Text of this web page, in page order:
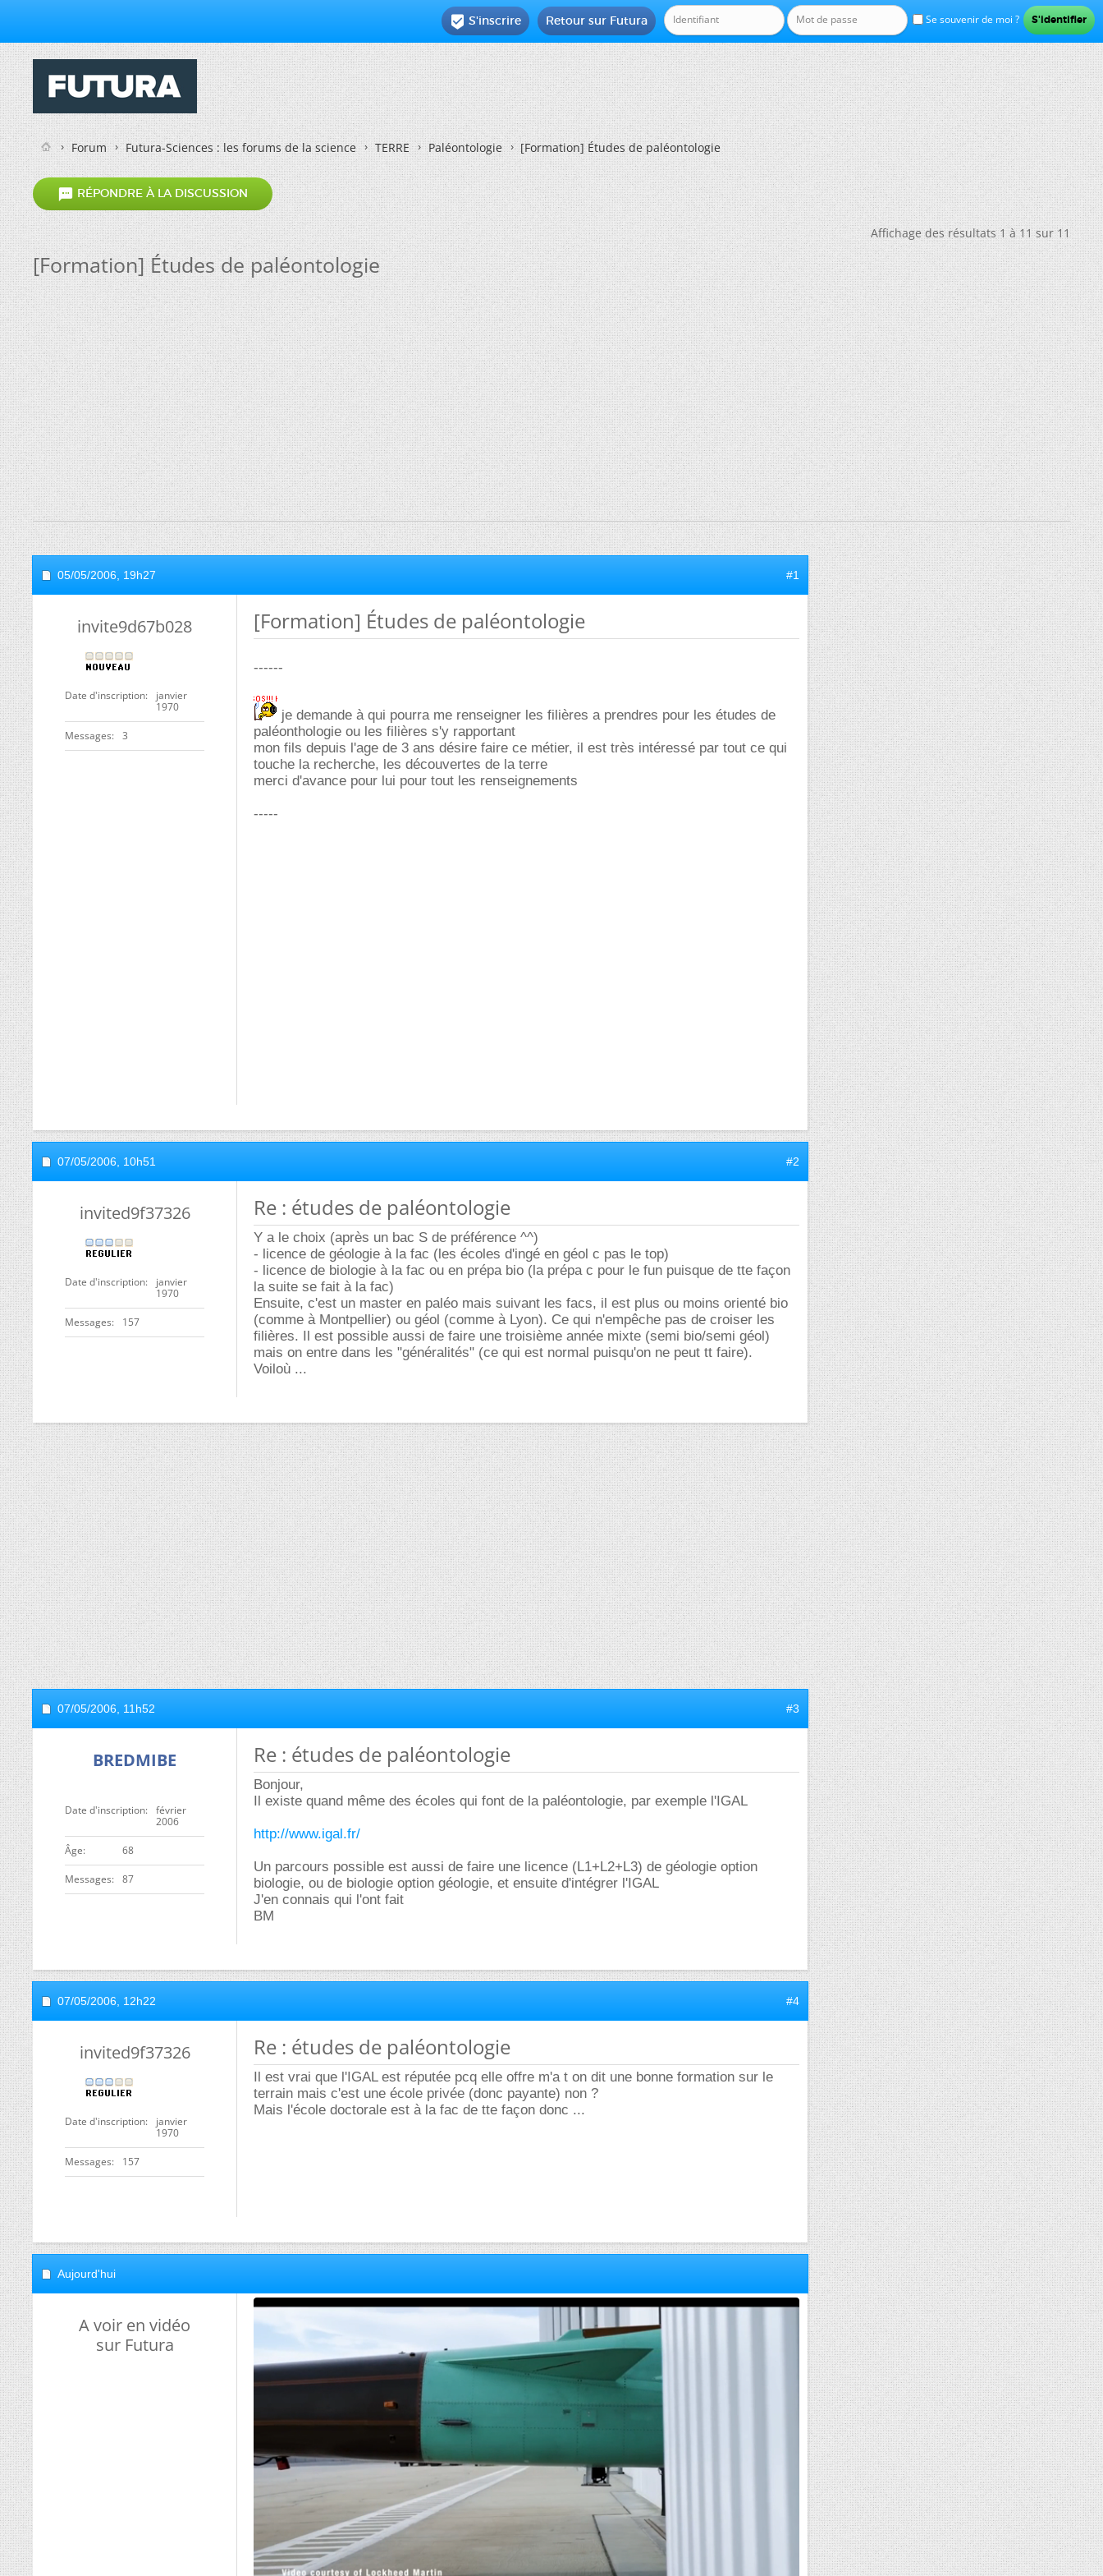
Se souvenir de moi ?
Retour sur Futura
 S'inscrire
Forum Futura-Sciences : les forums de la science TERRE Paléontologie [Formation] Études de paléontologie
 RÉPONDRE À LA DISCUSSION
Affichage des résultats 1 à 11 sur 11
[Formation] Études de paléontologie
05/05/2006, 19h27 #1
invite9d67b028
Date d'inscription
janvier
1970
Messages 3
[Formation] Études de paléontologie
------
je demande à qui pourra me renseigner les filières a prendres pour les études de
paléonthologie ou les filières s'y rapportant
mon fils depuis l'age de 3 ans désire faire ce métier, il est très intéressé par tout ce qui
touche la recherche, les découvertes de la terre
merci d'avance pour lui pour tout les renseignements
-----
07/05/2006, 10h51 #2
invited9f37326
Date d'inscription
janvier
1970
Messages 157
Re : études de paléontologie
Y a le choix (après un bac S de préférence ^^)
- licence de géologie à la fac (les écoles d'ingé en géol c pas le top)
- licence de biologie à la fac ou en prépa bio (la prépa c pour le fun puisque de tte façon
la suite se fait à la fac)
Ensuite, c'est un master en paléo mais suivant les facs, il est plus ou moins orienté bio
(comme à Montpellier) ou géol (comme à Lyon). Ce qui n'empêche pas de croiser les
filières. Il est possible aussi de faire une troisième année mixte (semi bio/semi géol)
mais on entre dans les "généralités" (ce qui est normal puisqu'on ne peut tt faire).
Voiloù ...
07/05/2006, 11h52 #3
BREDMIBE
Date d'inscription
février
2006
ge 68
Messages 87
Re : études de paléontologie
Bonjour,
Il existe quand même des écoles qui font de la paléontologie, par exemple l'IGAL
http://www.igal.fr/
Un parcours possible est aussi de faire une licence (L1+L2+L3) de géologie option
biologie, ou de biologie option géologie, et ensuite d'intégrer l'IGAL
J'en connais qui l'ont fait
BM
07/05/2006, 12h22 #4
invited9f37326
Date d'inscription
janvier
1970
Messages 157
Re : études de paléontologie
Il est vrai que l'IGAL est réputée pcq elle offre m'a t on dit une bonne formation sur le
terrain mais c'est une école privée (donc payante) non ?
Mais l'école doctorale est à la fac de tte façon donc ...
Aujourd'hui
A voir en vidéo
sur Futura